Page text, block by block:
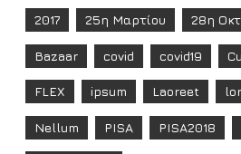
2017 25η Μαρτίου 28η
Bazaar covid covid19
FLEX ipsum Laoreet
Nellum PISA PISA2018